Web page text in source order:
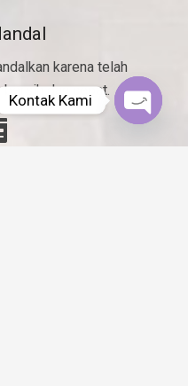
karena telah
dan cepat.
Kontak Kami